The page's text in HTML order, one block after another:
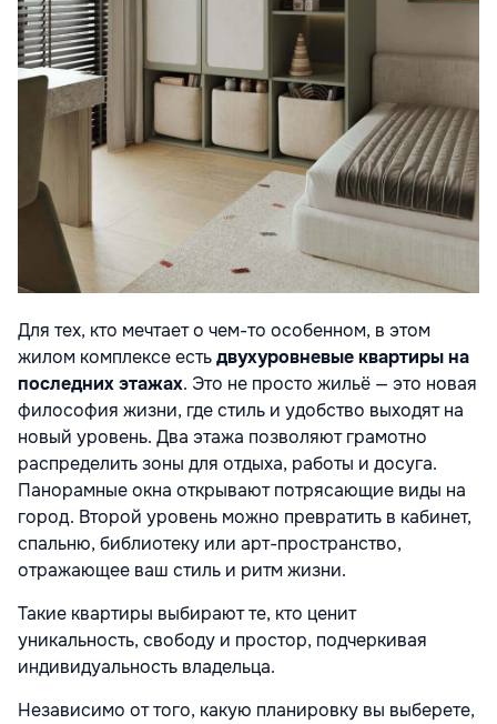
Для тех, кто мечтает о чем-то особенном, в этом
жилом комплексе естьдвухуровневые квартиры на
последних этажах. Это не просто жильё — это новая
философия жизни, где стиль и удобство выходят на
новый уровень. Два этажа позволяют грамотно
распределить зоны для отдыха, работы и досуга.
Панорамные окна открывают потрясающие виды на
город. Второй уровень можно превратить в кабинет,
спальню, библиотеку или арт-пространство,
отражающее ваш стиль и ритм жизни.
Такие квартиры выбирают те, кто ценит
уникальность, свободу и простор, подчеркивая
индивидуальность владельца.
Независимо от того, какую планировку вы выберете,